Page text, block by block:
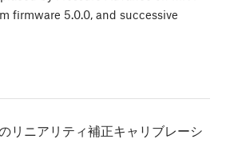
firmware 5.0.0, and successive
リニアリティ補正キャリブレーシ